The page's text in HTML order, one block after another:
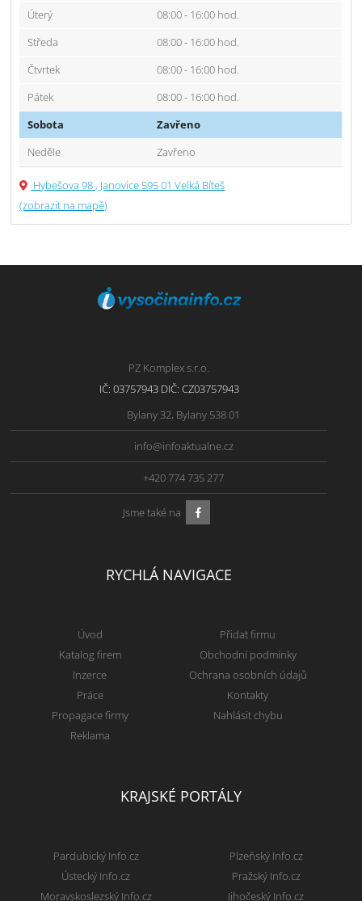
Úterý
08:00 - 16:00 hod.
Středa
08:00 - 16:00 hod.
Čtvrtek
08:00 - 16:00 hod.
Pátek
08:00 - 16:00 hod.
Sobota
Zavřeno
Neděle
Zavřeno
Hybešova 98 , Janovice 595 01 Velká Bíteš
(zobrazit na mapě)
PZ Komplex s.r.o.
IČ: 03757943 DIČ: CZ03757943
Bylany 32, Bylany 538 01
info@infoaktualne.cz
+420 774 735 277
Jsme také na
RYCHLÁ NAVIGACE
Úvod
Katalog firem
Inzerce
Práce
Propagace firmy
Reklama
Přidat firmu
Obchodní podmínky
Ochrana osobních údajů
Kontakty
Nahlásit chybu
KRAJSKÉ PORTÁLY
Pardubický Info.cz
Ústecký Info.cz
Moravskoslezský Info.cz
Plzeňský Info.cz
Pražský Info.cz
Jihočeský Info.cz